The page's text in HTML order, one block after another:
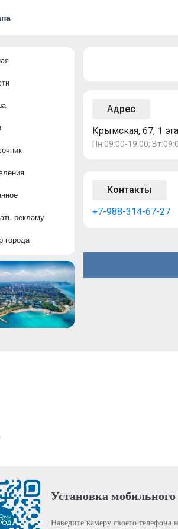
рекламу
города
Адрес
Крымская, 67, 1
Пн:09:00-19:00;
Контакты
+7-988-314-67-27
Установка
Наведите камеру своего телефона